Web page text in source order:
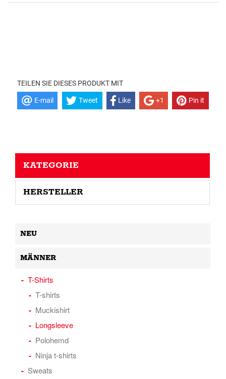
TEILEN SIE DIESES PRODUKT MIT
E-mail Tweet Like +1 Pin it
KATEGORIE
HERSTELLER
NEU
MÄNNER
T-Shirts
T-shirts
Muckishirt
Longsleeve
Polohemd
Ninja t-shirts
Sweats